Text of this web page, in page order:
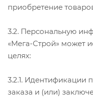
приобретение
3.2. Персональную
«Мега-Строй» может
целях:
3.2.1. Идентификации
заказа и (или)